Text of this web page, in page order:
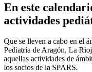
En este
actividades
Que se lleven a cabo en el
Pediatría de Aragón, La
aquellas actividades de
los socios de la SPARS.